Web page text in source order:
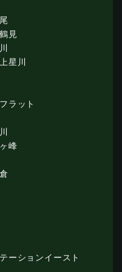
見
星川
ラット
峰
ーションイースト